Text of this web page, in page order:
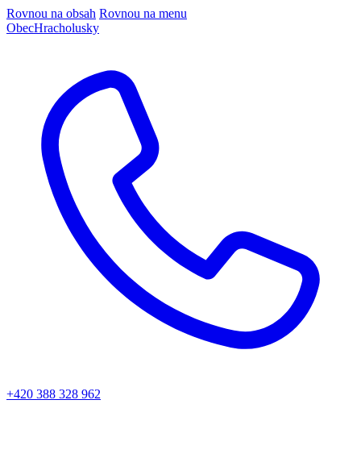
Rovnou na obsah Rovnou na menu
ObecHracholusky
+420 388 328 962